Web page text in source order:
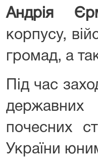
Андрія
корпусу,
громад, а
Під час
державних
почесних
України